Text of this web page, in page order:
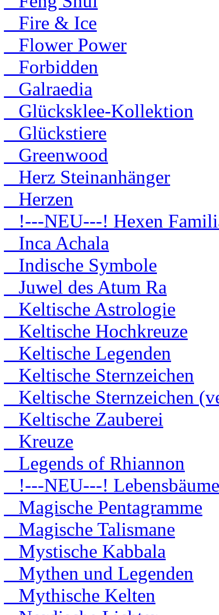
Fire & Ice
Flower Power
Forbidden
Galraedia
Glücksklee-Kollektion
Glückstiere
Greenwood
Herz Steinanhänger
Herzen
!---NEU---! Hexen
Inca Achala
Indische Symbole
Juwel des Atum Ra
Keltische Astrologie
Keltische Hochkreuze
Keltische Legenden
Keltische Sternzeichen
Keltische Sternzeichen
Keltische Zauberei
Kreuze
Legends of Rhiannon
!---NEU---! Lebensbäume
Magische Pentagramme
Magische Talismane
Mystische Kabbala
Mythen und Legenden
Mythische Kelten